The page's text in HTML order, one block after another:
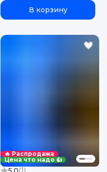
В корзину
🔥 Распродажа
Цена что надо 👍